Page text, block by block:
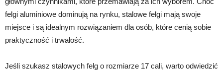
felgi aluminiowe dominują na rynku, stalowe felgi mają swoje
miejsce i są idealnym rozwiązaniem dla osób, które cenią sobie
praktyczność i trwałość.
Jeśli szukasz stalowych felg o rozmiarze 17 cali, warto odwiedzić